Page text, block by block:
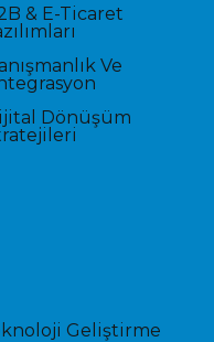
& E-Ticaret
Ve
Dönüşüm
Geliştirme